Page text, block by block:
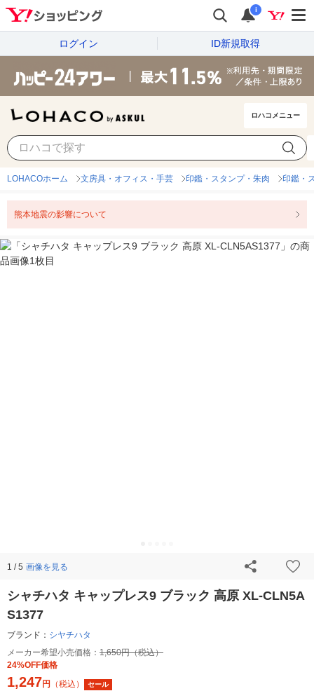
i
ログイン ID新規取得
ロハコメニュー
LOHACOホーム 文房具・オフィス・手芸 印鑑・スタンプ・朱肉 印鑑・
熊本地震の影響について
1 / 5 画像を見る
シャチハタ キャップレス9 ブラック 高原 XL-CLN5A
S1377
ブランド： シヤチハタ
メーカー希望小売価格： 1,650円（税込）
24%OFF価格
1,247円 （税込） セール